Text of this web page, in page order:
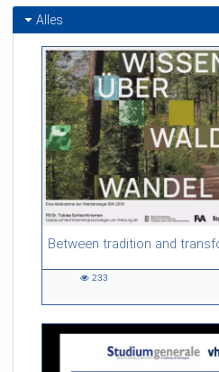
Alles
54:13 duration
233